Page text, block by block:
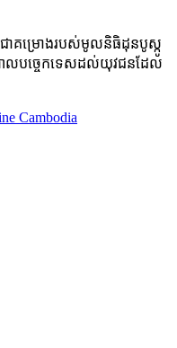
ជាគម្រោងរបស់មូលនិធិដុនបូស្កូ
តាលបច្ចេកទេសដល់យុវជនដែល
Cambodia